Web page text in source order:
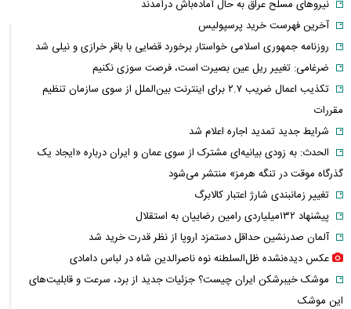
نیروهای مسلح عراق به حال آماده‌باش درآمدند
آخرین فهرست خرید پرسپولیس
روزنامه جمهوری اسلامی خواستار برخورد قضایی با باقر خرازی و نیلی شد
ضرغامی: تغییر ریل عین بصیرت است، فرصت سوزی نکنیم
تکذیب اعمال ضریب ۲.۷ برای اینترنت بین‌الملل از سوی سازمان تنظیم
مقررات
شرایط جدید تمدید اجاره اعلام شد
الحدث: به زودی بیانیه‌ای مشترک از سوی عمان و ایران درباره «ایجاد یک
گذرگاه موقت در تنگه هرمز» منتشر می‌شود
تغییر زمانبندی‌ شارژ اعتبار کالابرگ
پیشنهاد ۱۳۲میلیاردی رامین رضاییان به استقلال
آلمان صدرنشین حداقل دستمزد اروپا از نظر قدرت خرید شد
عکس دیده‌نشده ظل‌السلطنه نوه ناصرالدین شاه در لباس دامادی
موشک خیبرشکن ایران چیست؟ جزئیات جدید از برد، سرعت و قابلیت‌های
این موشک